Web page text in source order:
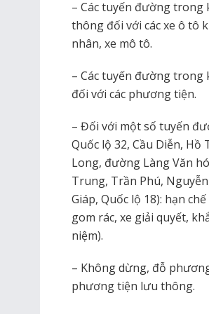
– Các tuyến đường trong
thông đối với các xe ô tô
nhân, xe mô tô.
– Các tuyến đường trong
đối với các phương tiện.
– Đối với một số tuyến
Quốc lộ 32, Cầu Diễn,
Long, đường Làng Văn
Trung, Trần Phú,
Giáp, Quốc lộ 18): hạn
gom rác, xe giải quyết,
niệm).
– Không dừng, đỗ
phương tiện lưu thông.